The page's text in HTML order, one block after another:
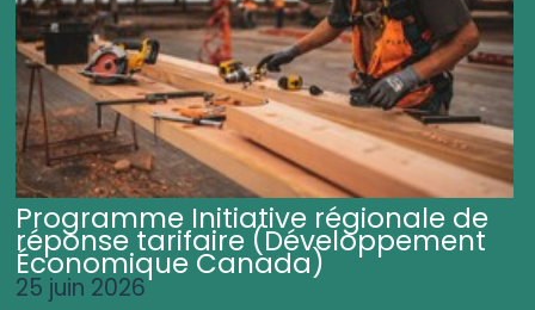
Programme Initiative régionale de
réponse tarifaire (Développement
Économique Canada)
25 juin 2026